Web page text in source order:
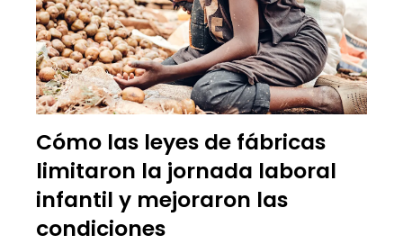
Cómo las leyes de fábricas
limitaron la jornada laboral
infantil y mejoraron las
condiciones